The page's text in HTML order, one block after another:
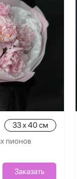
33 x 40 см
пионов
Заказать